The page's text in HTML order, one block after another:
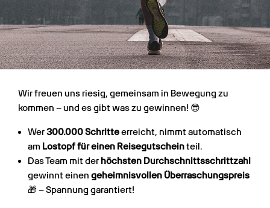
Wir freuen uns riesig, gemeinsam in Bewegung zu
kommen – und es gibt was zu gewinnen! 😎
Wer300.000 Schritteerreicht, nimmt automatisch
am Lostopf für einen Reisegutscheinteil.
Das Team mit der höchsten Durchschnittsschrittzahl
gewinnt einen geheimnisvollen Überraschungspreis
🎁 – Spannung garantiert!